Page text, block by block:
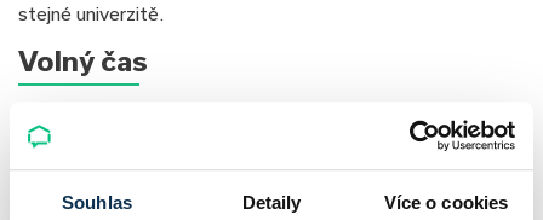
Souhlas Detaily Více o cookies
stejné univerzitě.
Volný čas
Ve svém volném čase se Ondřej věnuje hudbě, kde působí
jako klavírista a organizátor kulturních akcí. Zároveň rád